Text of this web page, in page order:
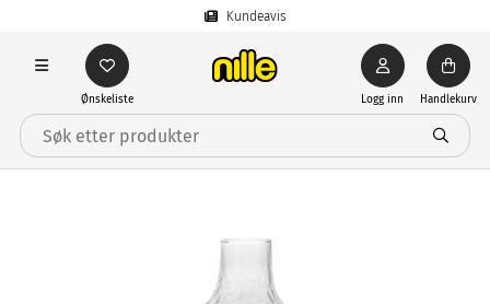
Kundeavis
Ønskeliste Logg inn Handlekurv